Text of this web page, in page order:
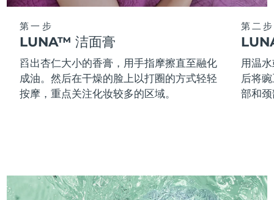
第一步
LUNA™ 洁面膏
舀出杏仁大小的香膏，用手指摩擦直至融化
成油。然后在干燥的脸上以打圈的方式轻轻
按摩，重点关注化妆较多的区域。
第二步
用温
后将
部和